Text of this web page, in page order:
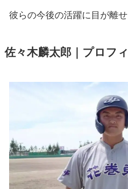
彼らの今後の活躍に目が離せ
佐々木麟太郎｜プロフ